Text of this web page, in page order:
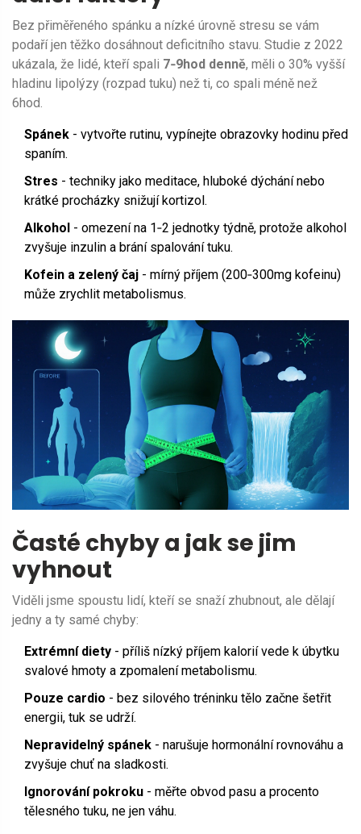
Bez přiměřeného spánku a nízké úrovně stresu se vám
podaří jen těžko dosáhnout deficitního stavu. Studie z 2022
ukázala, že lidé, kteří spali 7‑9hod denně, měli o 30% vyšší
hladinu lipolýzy (rozpad tuku) než ti, co spali méně než
6hod.
Spánek - vytvořte rutinu, vypínejte obrazovky hodinu před
spaním.
Stres - techniky jako meditace, hluboké dýchání nebo
krátké procházky snižují kortizol.
Alkohol - omezení na 1‑2 jednotky týdně, protože alkohol
zvyšuje inzulin a brání spalování tuku.
Kofein a zelený čaj - mírný příjem (200‑300mg kofeinu)
může zrychlit metabolismus.
Časté chyby a jak se jim
vyhnout
Viděli jsme spoustu lidí, kteří se snaží zhubnout, ale dělají
jedny a ty samé chyby:
Extrémní diety - příliš nízký příjem kalorií vede k úbytku
svalové hmoty a zpomalení metabolismu.
Pouze cardio - bez silového tréninku tělo začne šetřit
energii, tuk se udrží.
Nepravidelný spánek - narušuje hormonální rovnováhu a
zvyšuje chuť na sladkosti.
Ignorování pokroku - měřte obvod pasu a procento
tělesného tuku, ne jen váhu.